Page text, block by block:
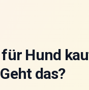
Hund
das?